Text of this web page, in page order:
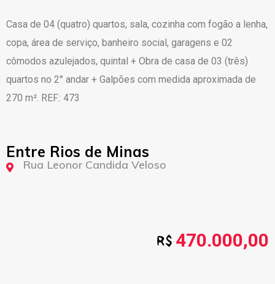
Casa de 04 (quatro) quartos, sala, cozinha com fogão a lenha,
copa, área de serviço, banheiro social, garagens e 02
cômodos azulejados, quintal + Obra de casa de 03 (três)
quartos no 2° andar + Galpões com medida aproximada de
270 m². REF.: 473
Entre Rios de Minas
Rua Leonor Candida Veloso
470.000,00